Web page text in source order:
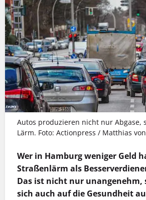
Autos produzieren nicht nur Abgase,
Lärm. Foto: Actionpress / Matthias
Wer in Hamburg weniger Geld
Straßenlärm als
Das ist nicht nur
sich auch auf die Gesundheit